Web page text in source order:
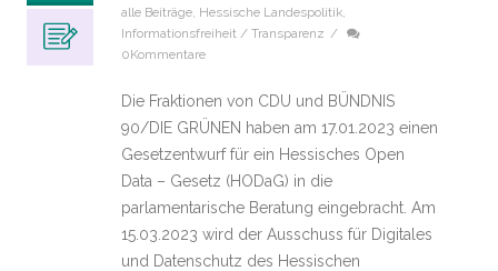
alle Beiträge Hessische Landespolitik
Informationsfreiheit / Transparenz /
0Kommentare
Die Fraktionen von CDU und BÜNDNIS
90/DIE GRÜNEN haben am 17.01.2023 einen
Gesetzentwurf für ein Hessisches Open
Data – Gesetz (HODaG) in die
parlamentarische Beratung eingebracht. Am
15.03.2023 wird der Ausschuss für Digitales
und Datenschutz des Hessischen